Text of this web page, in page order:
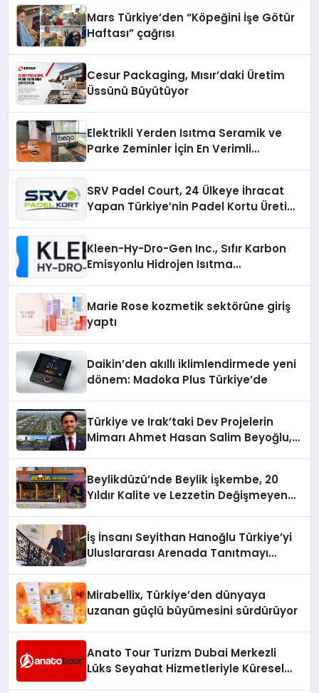
Mars Türkiye’den “Köpeğini İşe Götür
Haftası” çağrısı
Cesur Packaging, Mısır’daki Üretim
Üssünü Büyütüyor
Elektrikli Yerden Isıtma Seramik ve
Parke Zeminler İçin En Verimli
SRV Padel Court, 24 Ülkeye İhracat
Yapan Türkiye’nin Padel Kortu Üretim
Kleen-Hy-Dro-Gen Inc., Sıfır Karbon
Emisyonlu Hidrojen Isıtma
Marie Rose kozmetik sektörüne giriş
yaptı
Daikin’den akıllı iklimlendirmede yeni
dönem: Madoka Plus Türkiye’de
Türkiye ve Irak’taki Dev Projelerin
Mimarı Ahmet Hasan Salim Beyoğlu,
Hayata Geçirecek
Beylikdüzü’nde Beylik İşkembe, 20
Yıldır Kalite ve Lezzetin Değişmeyen
İş İnsanı Seyithan Hanoğlu Türkiye’yi
Uluslararası Arenada Tanıtmayı
Mirabellix, Türkiye’den dünyaya
uzanan güçlü büyümesini sürdürüyor
Anato Tour Turizm Dubai Merkezli
Lüks Seyahat Hizmetleriyle Küresel